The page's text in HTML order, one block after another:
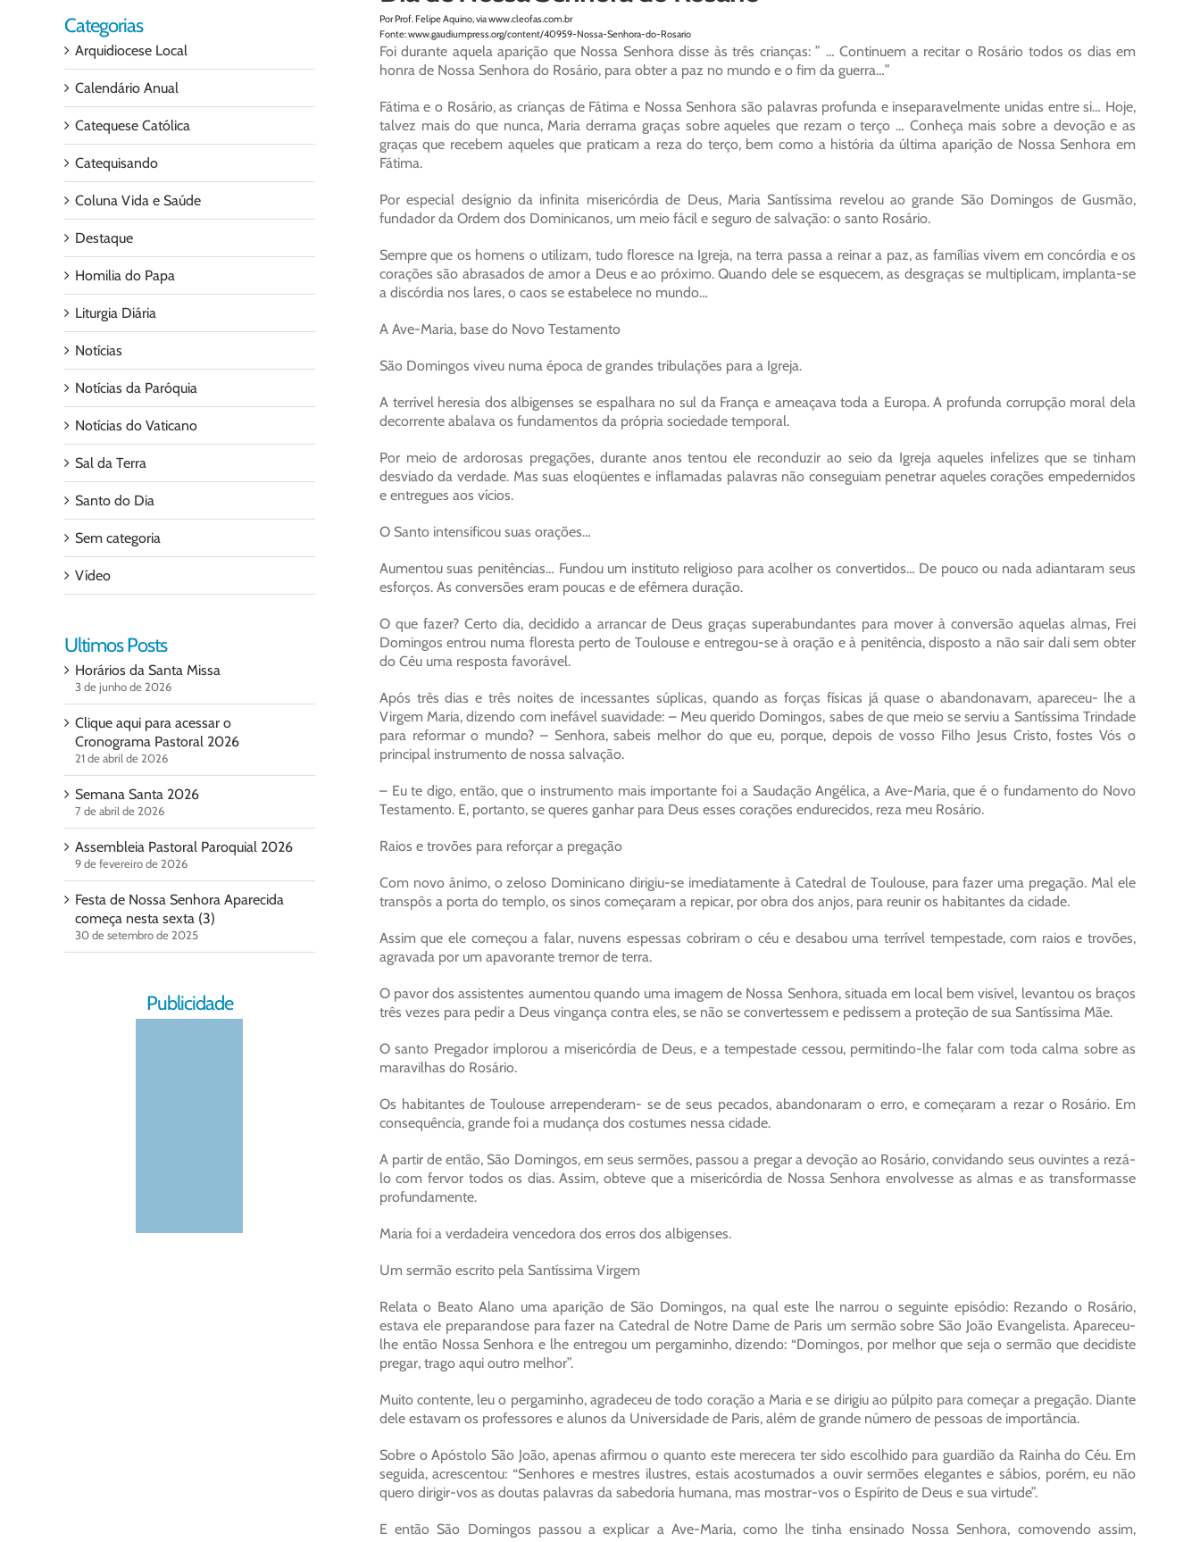
Por Prof. Felipe Aquino, via www.cleofas.com.br
Fonte: www.gaudiumpress.org/content/40959-Nossa-Senhora-do-Rosario
Foi durante aquela aparição que Nossa Senhora disse às três crianças: ” … Continuem a recitar o Rosário todos os dias em
honra de Nossa Senhora do Rosário, para obter a paz no mundo e o fim da guerra…”
Fátima e o Rosário, as crianças de Fátima e Nossa Senhora são palavras profunda e inseparavelmente unidas entre si… Hoje,
talvez mais do que nunca, Maria derrama graças sobre aqueles que rezam o terço … Conheça mais sobre a devoção e as
graças que recebem aqueles que praticam a reza do terço, bem como a história da última aparição de Nossa Senhora em
Fátima.
Por especial desígnio da infinita misericórdia de Deus, Maria Santíssima revelou ao grande São Domingos de Gusmão,
fundador da Ordem dos Dominicanos, um meio fácil e seguro de salvação: o santo Rosário.
Sempre que os homens o utilizam, tudo floresce na Igreja, na terra passa a reinar a paz, as famílias vivem em concórdia e os
corações são abrasados de amor a Deus e ao próximo. Quando dele se esquecem, as desgraças se multiplicam, implanta-se
a discórdia nos lares, o caos se estabelece no mundo…
A Ave-Maria, base do Novo Testamento
São Domingos viveu numa época de grandes tribulações para a Igreja.
A terrível heresia dos albigenses se espalhara no sul da França e ameaçava toda a Europa. A profunda corrupção moral dela
decorrente abalava os fundamentos da própria sociedade temporal.
Por meio de ardorosas pregações, durante anos tentou ele reconduzir ao seio da Igreja aqueles infelizes que se tinham
desviado da verdade. Mas suas eloqüentes e inflamadas palavras não conseguiam penetrar aqueles corações empedernidos
e entregues aos vícios.
O Santo intensificou suas orações…
Aumentou suas penitências… Fundou um instituto religioso para acolher os convertidos… De pouco ou nada adiantaram seus
esforços. As conversões eram poucas e de efêmera duração.
O que fazer? Certo dia, decidido a arrancar de Deus graças superabundantes para mover à conversão aquelas almas, Frei
Domingos entrou numa floresta perto de Toulouse e entregou-se à oração e à penitência, disposto a não sair dali sem obter
do Céu uma resposta favorável.
Após três dias e três noites de incessantes súplicas, quando as forças físicas já quase o abandonavam, apareceu- lhe a
Virgem Maria, dizendo com inefável suavidade: – Meu querido Domingos, sabes de que meio se serviu a Santíssima Trindade
para reformar o mundo? – Senhora, sabeis melhor do que eu, porque, depois de vosso Filho Jesus Cristo, fostes Vós o
principal instrumento de nossa salvação.
– Eu te digo, então, que o instrumento mais importante foi a Saudação Angélica, a Ave-Maria, que é o fundamento do Novo
Testamento. E, portanto, se queres ganhar para Deus esses corações endurecidos, reza meu Rosário.
Raios e trovões para reforçar a pregação
Com novo ânimo, o zeloso Dominicano dirigiu-se imediatamente à Catedral de Toulouse, para fazer uma pregação. Mal ele
transpôs a porta do templo, os sinos começaram a repicar, por obra dos anjos, para reunir os habitantes da cidade.
Assim que ele começou a falar, nuvens espessas cobriram o céu e desabou uma terrível tempestade, com raios e trovões,
agravada por um apavorante tremor de terra.
O pavor dos assistentes aumentou quando uma imagem de Nossa Senhora, situada em local bem visível, levantou os braços
três vezes para pedir a Deus vingança contra eles, se não se convertessem e pedissem a proteção de sua Santíssima Mãe.
O santo Pregador implorou a misericórdia de Deus, e a tempestade cessou, permitindo-lhe falar com toda calma sobre as
maravilhas do Rosário.
Os habitantes de Toulouse arrependeram- se de seus pecados, abandonaram o erro, e começaram a rezar o Rosário. Em
consequência, grande foi a mudança dos costumes nessa cidade.
A partir de então, São Domingos, em seus sermões, passou a pregar a devoção ao Rosário, convidando seus ouvintes a rezá-
lo com fervor todos os dias. Assim, obteve que a misericórdia de Nossa Senhora envolvesse as almas e as transformasse
profundamente.
Maria foi a verdadeira vencedora dos erros dos albigenses.
Um sermão escrito pela Santíssima Virgem
Relata o Beato Alano uma aparição de São Domingos, na qual este lhe narrou o seguinte episódio: Rezando o Rosário,
estava ele preparandose para fazer na Catedral de Notre Dame de Paris um sermão sobre São João Evangelista. Apareceu-
lhe então Nossa Senhora e lhe entregou um pergaminho, dizendo: “Domingos, por melhor que seja o sermão que decidiste
pregar, trago aqui outro melhor”.
Muito contente, leu o pergaminho, agradeceu de todo coração a Maria e se dirigiu ao púlpito para começar a pregação. Diante
dele estavam os professores e alunos da Universidade de Paris, além de grande número de pessoas de importância.
Sobre o Apóstolo São João, apenas afirmou o quanto este merecera ter sido escolhido para guardião da Rainha do Céu. Em
seguida, acrescentou: “Senhores e mestres ilustres, estais acostumados a ouvir sermões elegantes e sábios, porém, eu não
quero dirigir-vos as doutas palavras da sabedoria humana, mas mostrar-vos o Espírito de Deus e sua virtude”.
E então São Domingos passou a explicar a Ave-Maria, como lhe tinha ensinado Nossa Senhora, comovendo assim,
Categorias
Arquidiocese Local
Calendário Anual
Catequese Católica
Catequisando
Coluna Vida e Saúde
Destaque
Homilia do Papa
Liturgia Diária
Notícias
Notícias da Paróquia
Notícias do Vaticano
Sal da Terra
Santo do Dia
Sem categoria
Vídeo
Ultimos Posts
Horários da Santa Missa
3 de junho de 2026
Clique aqui para acessar o
Cronograma Pastoral 2026
21 de abril de 2026
Semana Santa 2026
7 de abril de 2026
Assembleia Pastoral Paroquial 2026
9 de fevereiro de 2026
Festa de Nossa Senhora Aparecida
começa nesta sexta (3)
30 de setembro de 2025
Publicidade